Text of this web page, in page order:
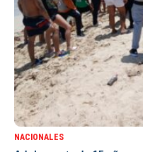
NACIONALES